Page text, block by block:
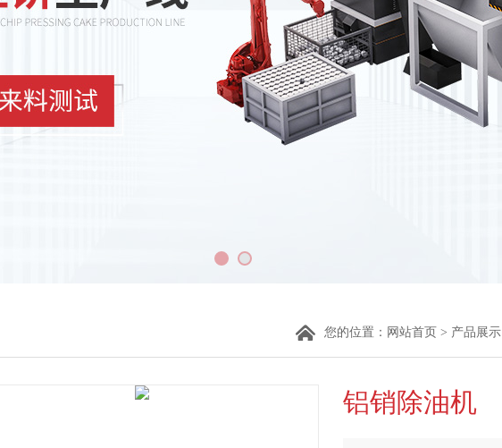
您的位置： 网站首页 > 产品展示
铝销除油机